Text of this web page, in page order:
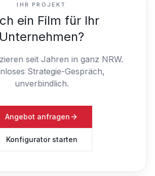
IHR PROJEKT
ein Film für Ihr
Unternehmen?
seit Jahren in ganz NRW.
Strategie-Gespräch,
unverbindlich.
Angebot anfragen
Konfigurator starten